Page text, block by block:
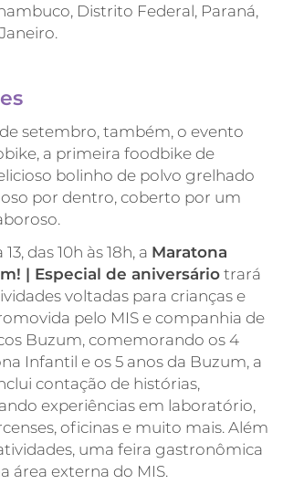
Distrito Federal, Paraná,
de setembro, também, o evento
a primeira foodbike de
bolinho de polvo grelhado
por dentro, coberto por um
das 10h às 18h, a Maratona
| Especial de aniversário trará
voltadas para crianças e
pelo MIS e companhia de
Buzum, comemorando os 4
Infantil e os 5 anos da Buzum, a
contação de histórias,
experiências em laboratório,
oficinas e muito mais. Além
uma feira gastronômica
área externa do MIS.